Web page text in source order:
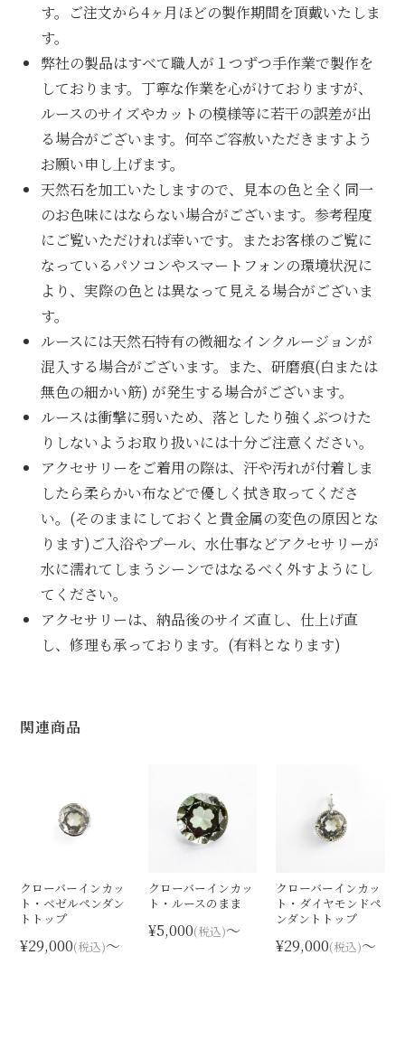
す。ご注文から4ヶ月ほどの製作期間を頂戴いたしま
す。
弊社の製品はすべて職人が１つずつ手作業で製作を
しております。丁寧な作業を心がけておりますが、
ルースのサイズやカットの模様等に若干の誤差が出
る場合がございます。何卒ご容赦いただきますよう
お願い申し上げます。
天然石を加工いたしますので、見本の色と全く同一
のお色味にはならない場合がございます。参考程度
にご覧いただければ幸いです。またお客様のご覧に
なっているパソコンやスマートフォンの環境状況に
より、実際の色とは異なって見える場合がございま
す。
ルースには天然石特有の微細なインクルージョンが
混入する場合がございます。また、研磨痕(白または
無色の細かい筋) が発生する場合がございます。
ルースは衝撃に弱いため、落としたり強くぶつけた
りしないようお取り扱いには十分ご注意ください。
アクセサリーをご着用の際は、汗や汚れが付着しま
したら柔らかい布などで優しく拭き取ってくださ
い。(そのままにしておくと貴金属の変色の原因とな
ります)ご入浴やプール、水仕事などアクセサリーが
水に濡れてしまうシーンではなるべく外すようにし
てください。
アクセサリーは、納品後のサイズ直し、仕上げ直
し、修理も承っております。(有料となります)
関連商品
クローバーインカッ
ト・ベゼルペンダン
トトップ
¥29,000(税込)〜
クローバーインカッ
ト・ルースのまま
¥5,000(税込)〜
クローバーインカッ
ト・ダイヤモンドペ
ンダントトップ
¥29,000(税込)〜